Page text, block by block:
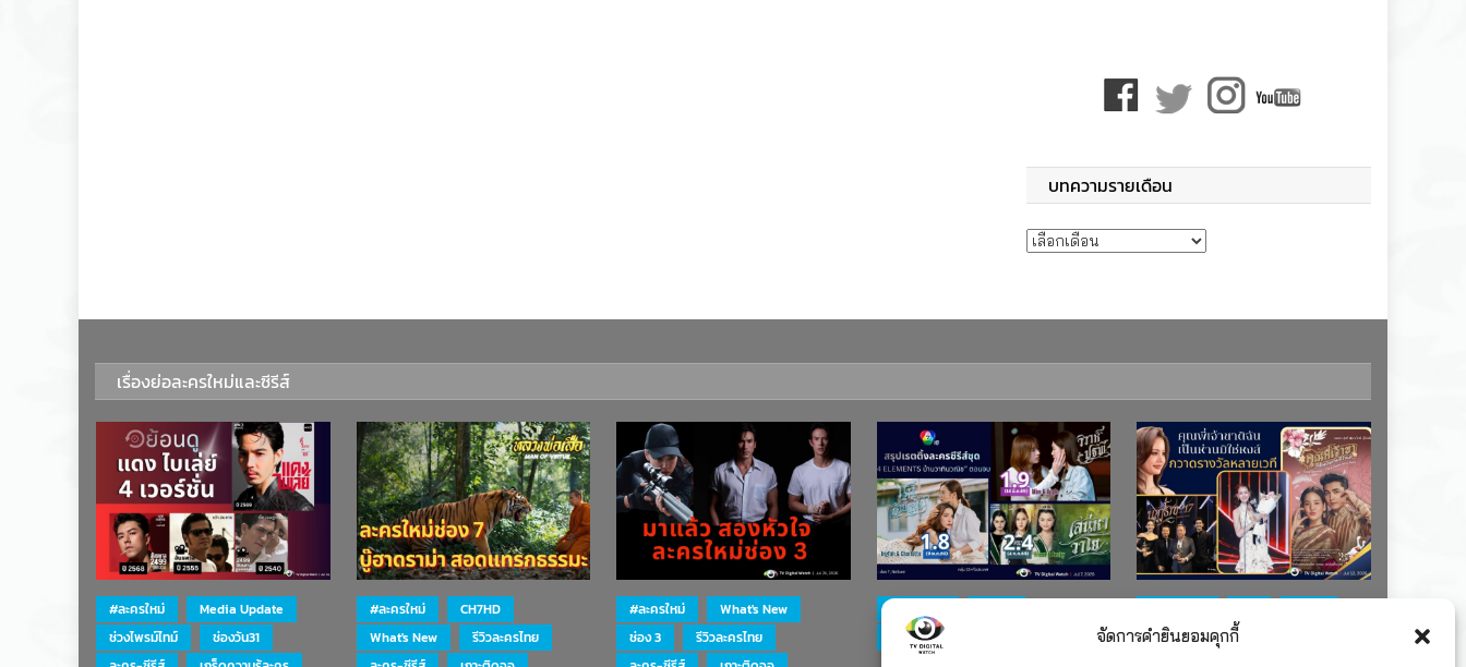
จัดการคำยินยอมคุกกี้
บทความรายเดือน
บทความรายเดือน
เรื่องย่อละครใหม่และซีรีส์
#ละครใหม่
Media Update
ช่วงไพรม์ไทม์
ช่องวัน31
#ละครใหม่
CH7HD
What's New
รีวิวละครไทย
#ละครใหม่
What's New
ช่อง 3
รีวิวละครไทย
ละคร-ซีรีส์
รางวัล
ละคร-ซีรีส์